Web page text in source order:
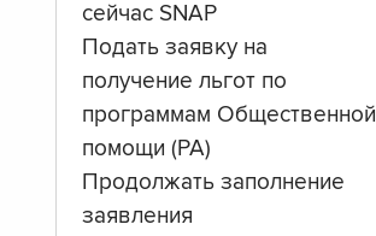
сейчас SNAP
Подать заявку на
получение льгот по
программам Общественной
помощи (PA)
Продолжать заполнение
заявления